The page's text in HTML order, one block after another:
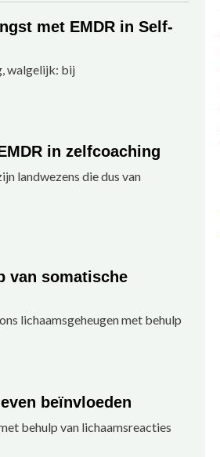
met EMDR in Self-
walgelijk: bij
in zelfcoaching
landwezens die dus van
van somatische
lichaamsgeheugen met behulp
beïnvloeden
behulp van lichaamsreacties